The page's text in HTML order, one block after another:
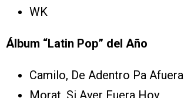
WK
Álbum “Latin Pop” del Año
Camilo, De Adentro Pa Afuera